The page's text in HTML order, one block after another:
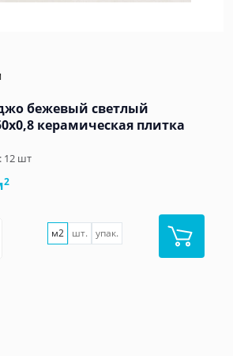
бежевый светлый
керамическая плитка
12 шт
2
м2 шт. упак.